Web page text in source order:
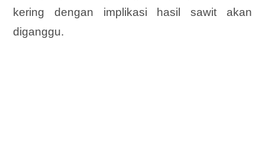
kering dengan implikasi hasil sawit akan
diganggu.